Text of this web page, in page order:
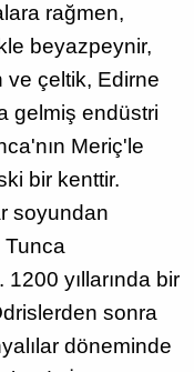
rağmen,
beyazpeynir,
ve çeltik, Edirne
gelmiş endüstri
Meriç'le
bir kenttir.
soyundan
Tunca
1200 yıllarında bir
sonra
döneminde